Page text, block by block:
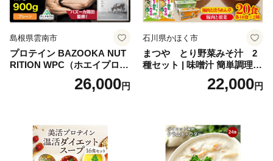
不要 おせち料理2027
島根県雲南市
プロテイン BAZOOKA NUT
RITION WPC（ホエイプロテ
イン）＜プレーン＞ 900g｜
バズーカ岡田監修・植物由来
ロン [AIEN005]
26,000円
石川県かほく市
まつや とり野菜みそ汁 2
種セット | 味噌汁 簡単調理
お味噌 おみそ みそ とり野菜
時短料理 時短ごはん ご当地
22,000円